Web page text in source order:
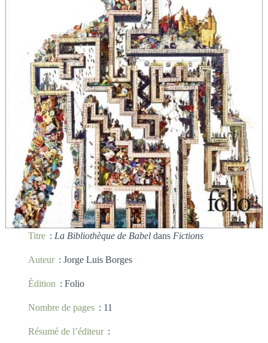
Titre : La Bibliothèque de Babeldans Fictions
Auteur : Jorge Luis Borges
Édition : Folio
Nombre de pages : 11
Résumé de l’éditeur :